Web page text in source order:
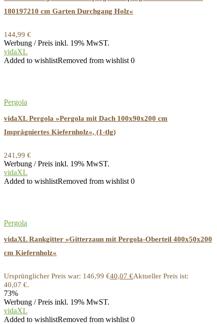
180197210 cm Garten Durchgang Holz«
144,99 €
Werbung / Preis inkl. 19% MwST.
vidaXL
Added to wishlistRemoved from wishlist 0
Pergola
vidaXL Pergola »Pergola mit Dach 100x90x200 cm
Imprägniertes Kiefernholz«, (1-tlg)
241,99 €
Werbung / Preis inkl. 19% MwST.
vidaXL
Added to wishlistRemoved from wishlist 0
Pergola
vidaXL Rankgitter »Gitterzaun mit Pergola-Oberteil 400x50x200
cm Kiefernholz«
Ursprünglicher Preis war: 146,99 €40,07 €Aktueller Preis ist:
40,07 €.
73%
Werbung / Preis inkl. 19% MwST.
vidaXL
Added to wishlistRemoved from wishlist 0